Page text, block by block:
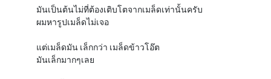
มันเป็นต้นไม่ที่ต้องเติบโตจากเมล็ดเท่านั้นครับ
ผมหารูปเมล็ดไม่เจอ
แต่เมล็ดมัน เล็กกว่า เมล็ดข้าวโอ๊ต
มันเล็กมากๆเลย